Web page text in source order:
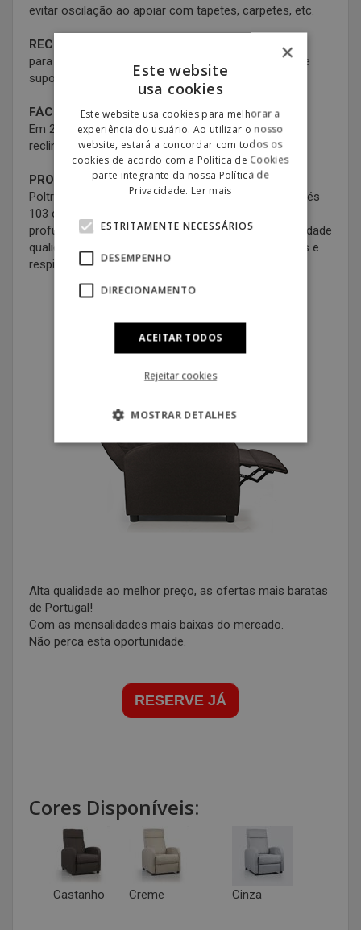
evitar oscilação ao apoiar com tapetes, carpetes, etc.
RECLINAÇÃO MANUAL ATÉ 160º
para que possa desfrutar de um merecido repouso e
suporte total na região lombar, torácica e cervical.
FÁCIL USO E MONTAGEM
Em 2 minutos você pode desfrutar sua poltrona
reclinável de tecido.
PROJETO PRÁTICO ESTOFADO EM TECIDO
Poltrona The Relax com medidas de apoio para os pés
103 cm de altura x 66 cm de largura x 92 cm de
profundidade e é estofado em poliéster de alta qualidade
qualidade com tratamento hipoalergênico, anti-rugas e
respirável.
Alta qualidade ao melhor preço, as ofertas mais baratas
de Portugal!
Com as mensalidades mais baixas do mercado.
Não perca esta oportunidade.
RESERVE JÁ
Cores Disponíveis:
Castanho Creme Cinza
×
Este website
usa cookies
Este website usa cookies para melhorar a
experiência do usuário. Ao utilizar o nosso
website, estará a concordar com todos os
cookies de acordo com a Política de Cookies
parte integrante da nossa Política de
Privacidade. Ler mais
ESTRITAMENTE NECESSÁRIOS
DESEMPENHO
DIRECIONAMENTO
ACEITAR TODOS
Rejeitar cookies
MOSTRAR DETALHES